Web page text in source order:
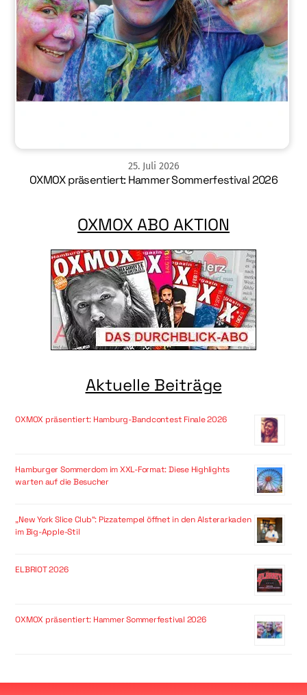
25. Juli 2026
OXMOX präsentiert: Hammer Sommerfestival 2026
OXMOX ABO AKTION
Aktuelle Beiträge
OXMOX präsentiert: Hamburg-Bandcontest Finale 2026
Hamburger Sommerdom im XXL-Format: Diese Highlights
warten auf die Besucher
„New York Slice Club“: Pizzatempel öffnet in den Alsterarkaden
im Big-Apple-Stil
ELBRIOT 2026
OXMOX präsentiert: Hammer Sommerfestival 2026